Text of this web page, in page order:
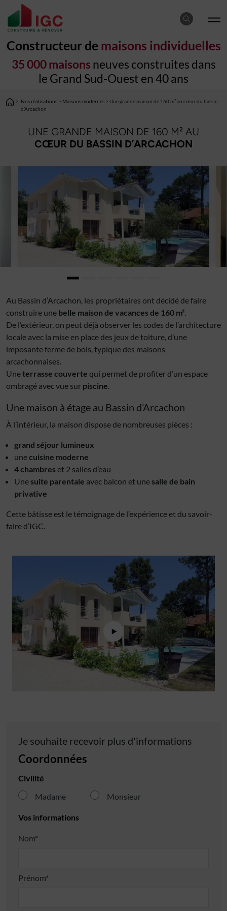
Constructeur de maisons individuelles
35 000 maisons neuves construites dans
le Grand Sud-Ouest en 40 ans
> Nos réalisations > Maisons modernes > Une grande maison de 160 m² au cœur du bassin
d’Arcachon
UNE GRANDE MAISON DE 160 M² AU
CŒUR DU BASSIN D’ARCACHON
Au Bassin d’Arcachon, les propriétaires ont décidé de faire
construire une belle maison de vacances de 160 m².
De l’extérieur, on peut déjà observer les codes de l’architecture
locale avec la mise en place des jeux de toiture, d’une
imposante ferme de bois, typique des maisons
arcachonnaises.
Uneterrasse couverte qui permet de profiter d’un espace
ombragé avec vue sur piscine.
Une maison à étage au Bassin d’Arcachon
À l’intérieur, la maison dispose de nombreuses pièces :
grand séjour lumineux
unecuisine moderne
4 chambreset 2 salles d’eau
Unesuite parentale avec balcon et unesalle de bain
privative
Cette bâtisse est le témoignage de l’expérience et du savoir-
faire d’IGC.
Je souhaite recevoir plus d'informations
Coordonnées
Civilité
Madame
Monsieur
Vos informations
Nom*
Prénom*